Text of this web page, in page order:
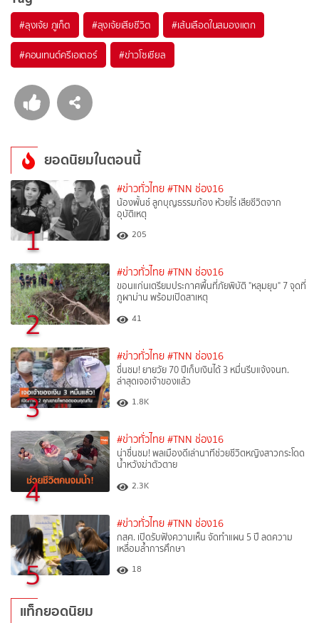
#ลุงเจ้ย ภูเก็ต #ลุงเจ้ยเสียชีวิต #เส้นเลือดในสมองแตก
#คอนเทนต์ครีเอเตอร์ #ข่าวโซเชียล
ยอดนิยมในตอนนี้
1
#ข่าวทั่วไทย #TNN ช่อง16
น้องพั้นช์ ลูกบุญธรรมก้อง ห้วยไร่ เสียชีวิตจาก
อุบัติเหตุ
205
2
#ข่าวทั่วไทย #TNN ช่อง16
ขอนแก่นเตรียมประกาศพื้นที่ภัยพิบัติ "หลุมยุบ" 7 จุดที่
ภูผาม่าน พร้อมเปิดสาเหตุ
41
3
#ข่าวทั่วไทย #TNN ช่อง16
ชื่นชม! ยายวัย 70 ปีเก็บเงินได้ 3 หมื่นรีบแจ้งจนท.
ล่าสุดเจอเจ้าของแล้ว
1.8K
4
#ข่าวทั่วไทย #TNN ช่อง16
น่าชื่นชม! พลเมืองดีเล่านาทีช่วยชีวิตหญิงสาวกระโดด
น้ำหวังฆ่าตัวตาย
2.3K
5
#ข่าวทั่วไทย #TNN ช่อง16
กสศ. เปิดรับฟังความเห็น จัดทำแผน 5 ปี ลดความ
เหลื่อมล้ำการศึกษา
18
แท็กยอดนิยม